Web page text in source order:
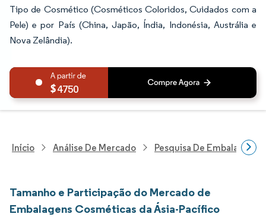
Tipo de Cosmético (Cosméticos Coloridos, Cuidados com a
Pele) e por País (China, Japão, Índia, Indonésia, Austrália e
Nova Zelândia).
4750
Início Análise De Mercado Pesquisa De Embalagens
Tamanho e Participação do Mercado de
Embalagens Cosméticas da Ásia-Pacífico